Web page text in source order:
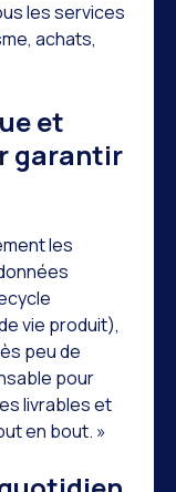
les services
achats,
et
garantir
les
vie produit),
peu de
pour
livrables et
en bout. »